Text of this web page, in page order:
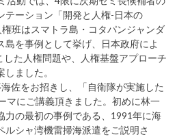
テーション「開発と人権-日本の
班はスマトラ島・コタパンジャンダ
島を事例として挙げ、日本政府によ
た人権問題や、人権基盤アプローチ
ました。
佐をお招きし、「自衛隊が実施した
マにご講義頂きました。初めに林一
力の最初の事例である、1991年に海
シャ湾機雷掃海派遣をご説明さ